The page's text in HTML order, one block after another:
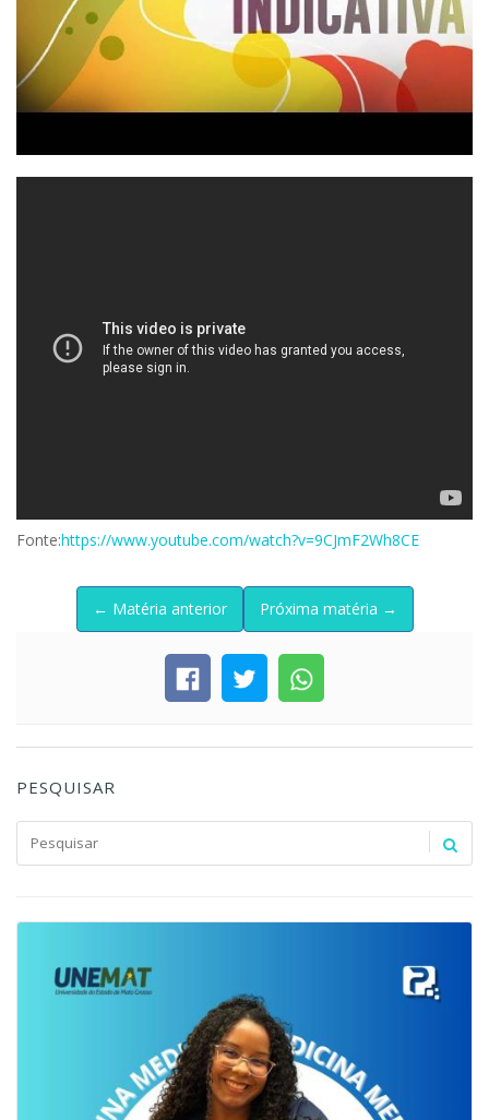
Fonte:https://www.youtube.com/watch?v=9CJmF2Wh8CE
← Matéria anterior Próxima matéria →
PESQUISAR